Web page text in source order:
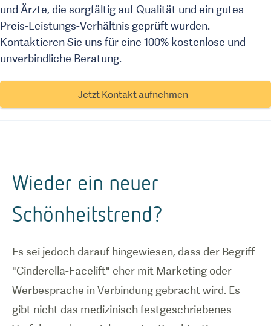
und Ärzte, die sorgfältig auf Qualität und ein gutes
Preis-Leistungs-Verhältnis geprüft wurden.
Kontaktieren Sie uns für eine 100% kostenlose und
unverbindliche Beratung.
Jetzt Kontakt aufnehmen
Wieder ein neuer
Schönheitstrend?
Es sei jedoch darauf hingewiesen, dass der Begriff
"Cinderella-Facelift" eher mit Marketing oder
Werbesprache in Verbindung gebracht wird. Es
gibt nicht das medizinisch festgeschriebenes